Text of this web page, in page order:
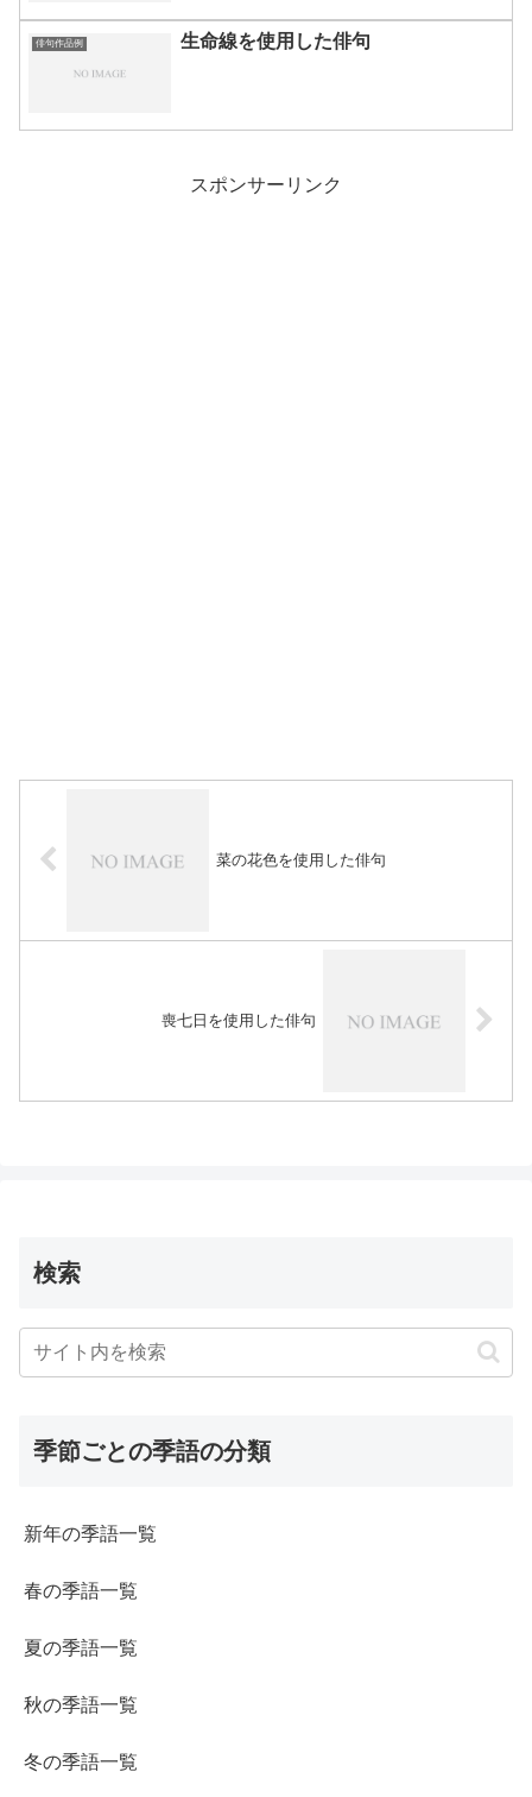
俳句作品例 生命線を使用した俳句
スポンサーリンク
菜の花色を使用した俳句
喪七日を使用した俳句
検索
季節ごとの季語の分類
新年の季語一覧
春の季語一覧
夏の季語一覧
秋の季語一覧
冬の季語一覧